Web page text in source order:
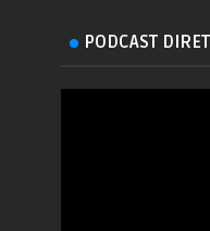
PODCAST